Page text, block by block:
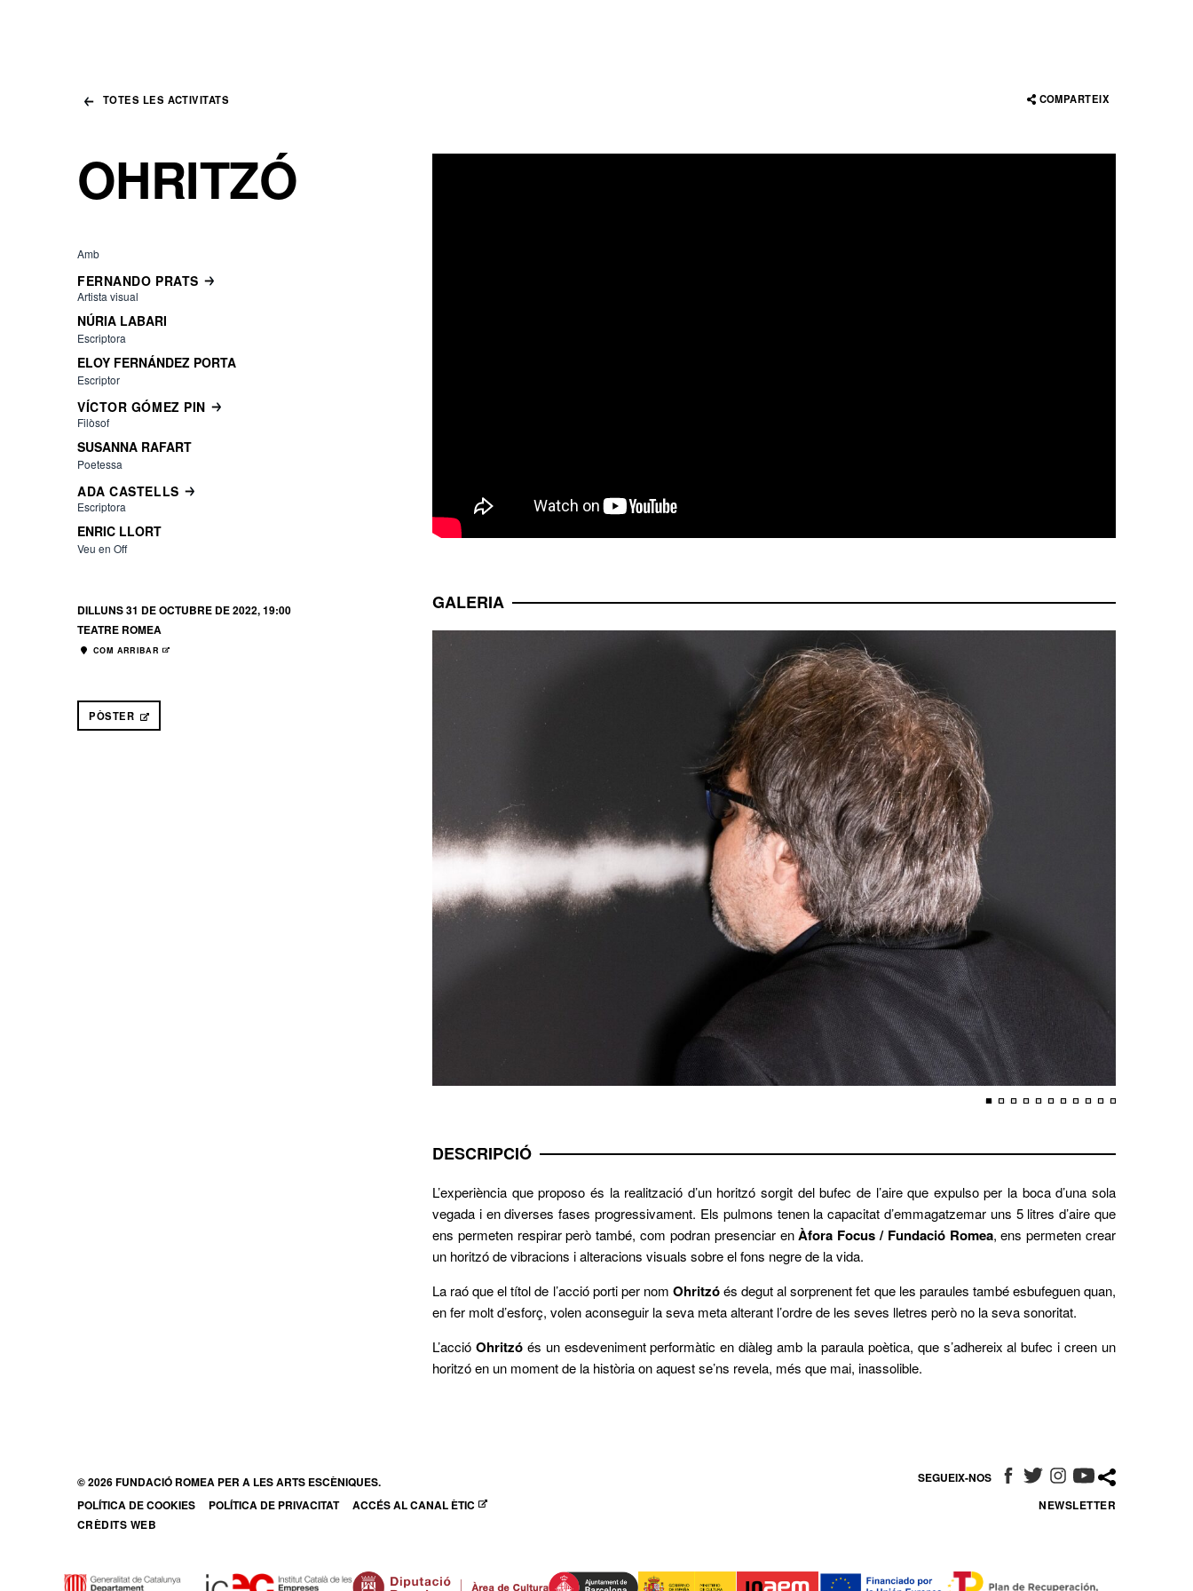
TOTES LES ACTIVITATS COMPARTEIX
OHRITZÓ
Amb
FERNANDO PRATS
Artista visual
NÚRIA LABARI
Escriptora
ELOY FERNÁNDEZ PORTA
Escriptor
VÍCTOR GÓMEZ PIN
Filòsof
SUSANNA RAFART
Poetessa
ADA CASTELLS
Escriptora
ENRIC LLORT
Veu en Off
DILLUNS 31 DE OCTUBRE DE 2022, 19:00
TEATRE ROMEA
COM ARRIBAR ABRE EN NUEVA VENTANA
PÒSTER ABRE EN NUEVA VENTANA
GALERIA
DESCRIPCIÓ
L’experiència que proposo és la realització d’un horitzó sorgit del bufec de l’aire que expulso per la boca d’una sola
vegada i en diverses fases progressivament. Els pulmons tenen la capacitat d’emmagatzemar uns 5 litres d’aire que
ens permeten respirar però també, com podran presenciar enÀfora Focus / Fundació Romea, ens permeten crear
un horitzó de vibracions i alteracions visuals sobre el fons negre de la vida.
La raó que el títol de l’acció porti per nom Ohritzóés degut al sorprenent fet que les paraules també esbufeguen quan,
en fer molt d’esforç, volen aconseguir la seva meta alterant l’ordre de les seves lletres però no la seva sonoritat.
L’acció Ohritzóés un esdeveniment performàtic en diàleg amb la paraula poètica, que s’adhereix al bufec i creen un
horitzó en un moment de la història on aquest se’ns revela, més que mai, inassolible.
© 2026 FUNDACIÓ ROMEA PER A LES ARTS ESCÈNIQUES. SEGUEIX-NOS ABRE EN NUEVA VENTANA
ABRE EN NUEVA VENTANA
ABRE EN NUEVA
ABRE EN NUEVA
POLÍTICA DE COOKIES
POLÍTICA DE PRIVACITAT ACCÉS AL CANAL ÈTIC
ABRE EN NUEVA VENTANA
CRÈDITS WEB
NEWSLETTER